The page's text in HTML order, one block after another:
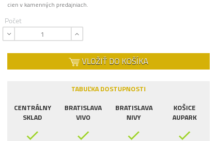
cien v kamenných predajniach.
Počet
VLOŽIŤ DO KOŠÍKA
TABUĽKA DOSTUPNOSTI
CENTRÁLNY
SKLAD
BRATISLAVA
VIVO
BRATISLAVA
NIVY
KOŠICE
AUPARK